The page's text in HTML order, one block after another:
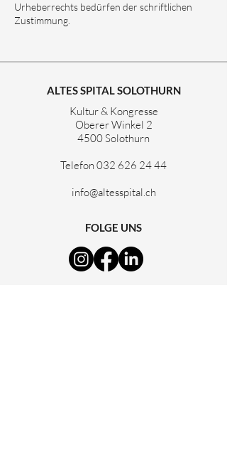
Urheberrechts bedürfen der schriftlichen
Zustimmung.
ALTES SPITAL SOLOTHURN
Kultur & Kongresse
Oberer Winkel 2
4500 Solothurn
Telefon 032 626 24 44
info@altesspital.ch
FOLGE UNS